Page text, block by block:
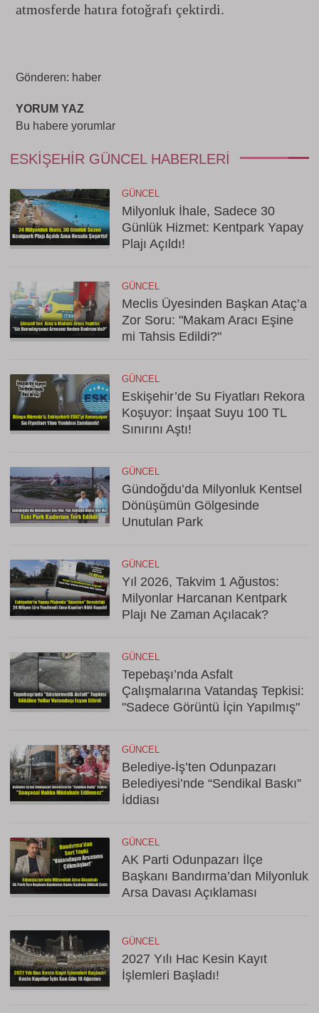
atmosferde hatıra fotoğrafı çektirdi.
Gönderen: haber
YORUM YAZ
Bu habere yorumlar
ESKIŞEHIR GÜNCEL HABERLERI
GÜNCEL
Milyonluk İhale, Sadece 30
Günlük Hizmet: Kentpark Yapay
Plajı Açıldı!
GÜNCEL
Meclis Üyesinden Başkan Ataç’a
Zor Soru: "Makam Aracı Eşine
mi Tahsis Edildi?"
GÜNCEL
Eskişehir’de Su Fiyatları Rekora
Koşuyor: İnşaat Suyu 100 TL
Sınırını Aştı!
GÜNCEL
Gündoğdu’da Milyonluk Kentsel
Dönüşümün Gölgesinde
Unutulan Park
GÜNCEL
Yıl 2026, Takvim 1 Ağustos:
Milyonlar Harcanan Kentpark
Plajı Ne Zaman Açılacak?
GÜNCEL
Tepebaşı’nda Asfalt
Çalışmalarına Vatandaş Tepkisi:
"Sadece Görüntü İçin Yapılmış"
GÜNCEL
Belediye-İş’ten Odunpazarı
Belediyesi’nde “Sendikal Baskı”
İddiası
GÜNCEL
AK Parti Odunpazarı İlçe
Başkanı Bandırma’dan Milyonluk
Arsa Davası Açıklaması
GÜNCEL
2027 Yılı Hac Kesin Kayıt
İşlemleri Başladı!